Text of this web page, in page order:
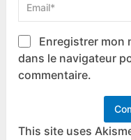
Enregistrer mon
dans le navigateur
commentaire.
This site uses